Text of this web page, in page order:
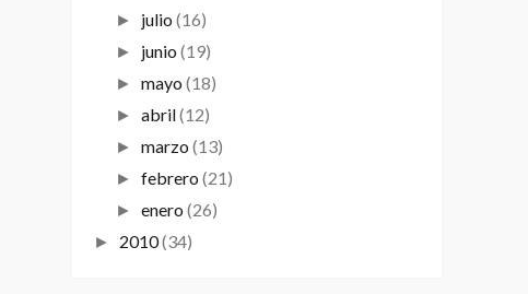
► julio (16)
► junio (19)
► mayo (18)
► abril(12)
► marzo (13)
► febrero (21)
► enero (26)
► 2010(34)